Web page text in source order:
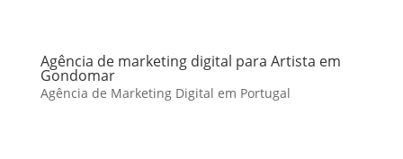
Agência de marketing digital para Artista em
Gondomar
Agência de Marketing Digital em Portugal